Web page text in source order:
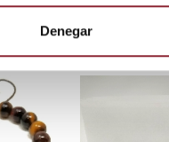
Denegar